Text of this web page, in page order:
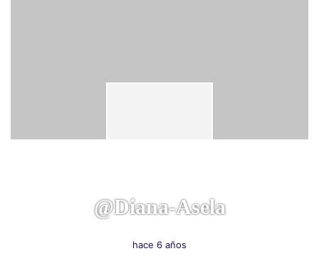
@diana-Asela
hace 6 años